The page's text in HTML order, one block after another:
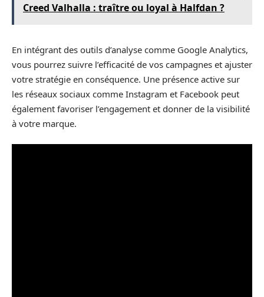
Creed Valhalla : traître ou loyal à Halfdan ?
En intégrant des outils d’analyse comme Google Analytics,
vous pourrez suivre l’efficacité de vos campagnes et ajuster
votre stratégie en conséquence. Une présence active sur
les réseaux sociaux comme Instagram et Facebook peut
également favoriser l’engagement et donner de la visibilité
à votre marque.